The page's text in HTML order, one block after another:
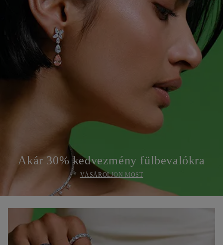
Akár 30% kedvezmény fülbevalókra
VÁSÁROLJON MOST